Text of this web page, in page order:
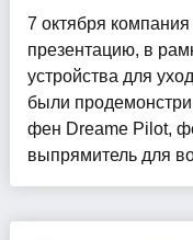
7 октября
презентацию, в
устройства для
были
фен Dreame Pilot,
выпрямитель для